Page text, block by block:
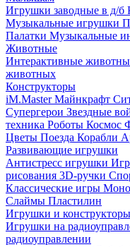
Игрушки заводные в д/б
Музыкальные игрушки
Палатки Музыкальные
Животные
Интерактивные
животных
Конструкторы
iM.Master Майнкрафт
Супергерои Звездные
техника Роботы Космос
Цветы Поезда Корабли
Развивающие игрушки
Антистресс игрушки
рисования 3D-ручки
Классические игры
Слаймы Пластилин
Игрушки и
Игрушки на
радиоуправлении